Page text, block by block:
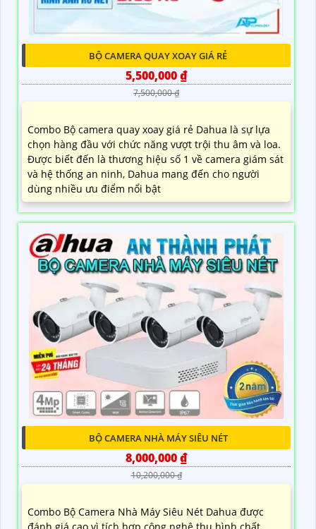
BỘ CAMERA QUAY XOAY GIÁ RẺ
5,500,000 ₫
7,500,000 ₫
Combo Bộ camera quay xoay giá rẻ Dahua là sự lựa
chọn hàng đầu với chức năng vượt trội thu âm và loa.
Được biết đến là thương hiệu số 1 về camera giám sát
và hệ thống an ninh, Dahua mang đến cho người
dùng nhiều ưu điểm nổi bật
BỘ CAMERA NHÀ MÁY SIÊU NÉT
8,000,000 ₫
10,200,000 ₫
Combo Bộ Camera Nhà Máy Siêu Nét Dahua được
đánh giá cao vì tích hợp công nghệ thu hình chất